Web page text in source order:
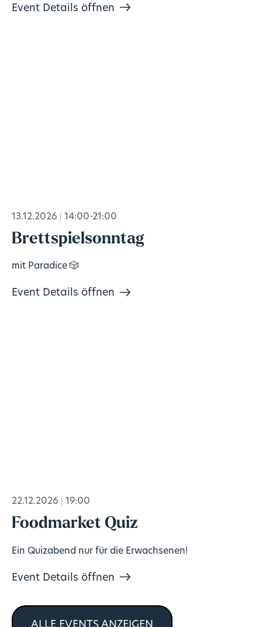
Event Details öffnen
13.12.2026 14:00-21:00
Brettspielsonntag
mit Paradice 🎲
Event Details öffnen
22.12.2026 19:00
Foodmarket Quiz
Ein Quizabend nur für die Erwachsenen!
Event Details öffnen